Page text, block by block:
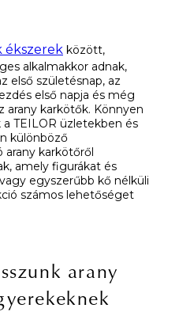
ékszerek között,
alkalmakkor adnak,
első születésnap, az
első napja és még
arany karkötők. Könnyen
TEILOR üzletekben és
különböző
karkötőről
amely figurákat és
egyszerűbb kő nélküli
számos lehetőséget
arany